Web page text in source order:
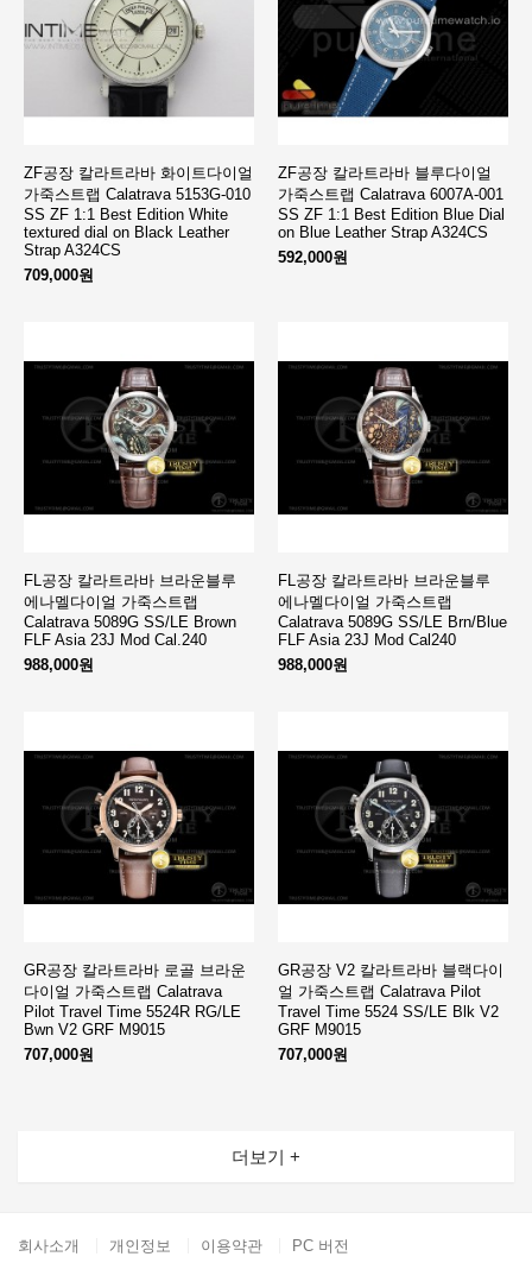
ZF공장 칼라트라바 화이트다이얼
가죽스트랩 Calatrava 5153G-010
SS ZF 1:1 Best Edition White
textured dial on Black Leather
Strap A324CS
709,000원
ZF공장 칼라트라바 블루다이얼
가죽스트랩 Calatrava 6007A-001
SS ZF 1:1 Best Edition Blue Dial
on Blue Leather Strap A324CS
592,000원
FL공장 칼라트라바 브라운블루
에나멜다이얼 가죽스트랩
Calatrava 5089G SS/LE Brown
FLF Asia 23J Mod Cal.240
988,000원
FL공장 칼라트라바 브라운블루
에나멜다이얼 가죽스트랩
Calatrava 5089G SS/LE Brn/Blue
FLF Asia 23J Mod Cal240
988,000원
GR공장 칼라트라바 로골 브라운
다이얼 가죽스트랩 Calatrava
Pilot Travel Time 5524R RG/LE
Bwn V2 GRF M9015
707,000원
GR공장 V2 칼라트라바 블랙다이
얼 가죽스트랩 Calatrava Pilot
Travel Time 5524 SS/LE Blk V2
GRF M9015
707,000원
더보기 +
회사소개 개인정보 이용약관 PC 버전